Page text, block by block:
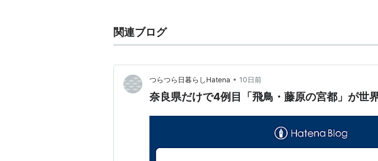
禍を繰り返さないようにとの願いを込めて、各国政府が
専門機関として創設されました。
日本は1951年に60番目の加盟国となりましたが、その
「戦争は人の心の中で生まれるものであるから、人の心
関連ブログ
つらつら日暮らしHatena • 10日前
奈良県だけで4例目「飛鳥・藤原の宮都」が世